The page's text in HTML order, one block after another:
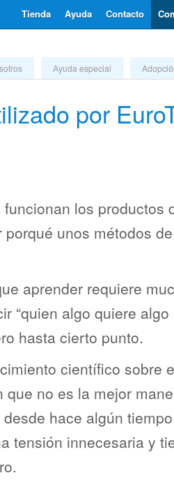
Contacto
Ayuda
Tienda
Ayuda especial
por
los productos
unos métodos
aprender requiere
“quien algo quiere
hasta cierto punto.
científico sobre
que no es la mejor
hace algún
tensión innecesaria y